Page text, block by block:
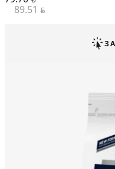
89.51 BYN